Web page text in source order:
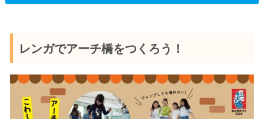
レンガでアーチ橋をつくろう！